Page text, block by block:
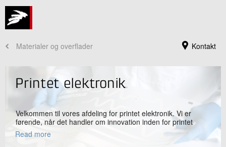
Kontakt
Materialer og overflader
Printet elektronik
Velkommen til vores afdeling for printet elektronik. Vi er
førende, når det handler om innovation inden for printet
elektronik, og vi skubber grænserne på dette område. Vores
ekspertise og unikke infrastruktur inden for printteknologi og
Read more